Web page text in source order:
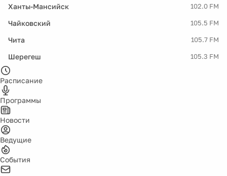
Ханты-Мансийск 102.0 FM
Чайковский 105.5 FM
Чита 105.7 FM
Шерегеш 105.3 FM
Расписание
Программы
Новости
Ведущие
События